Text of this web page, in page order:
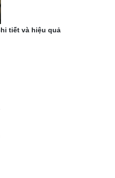
tiết và hiệu quả